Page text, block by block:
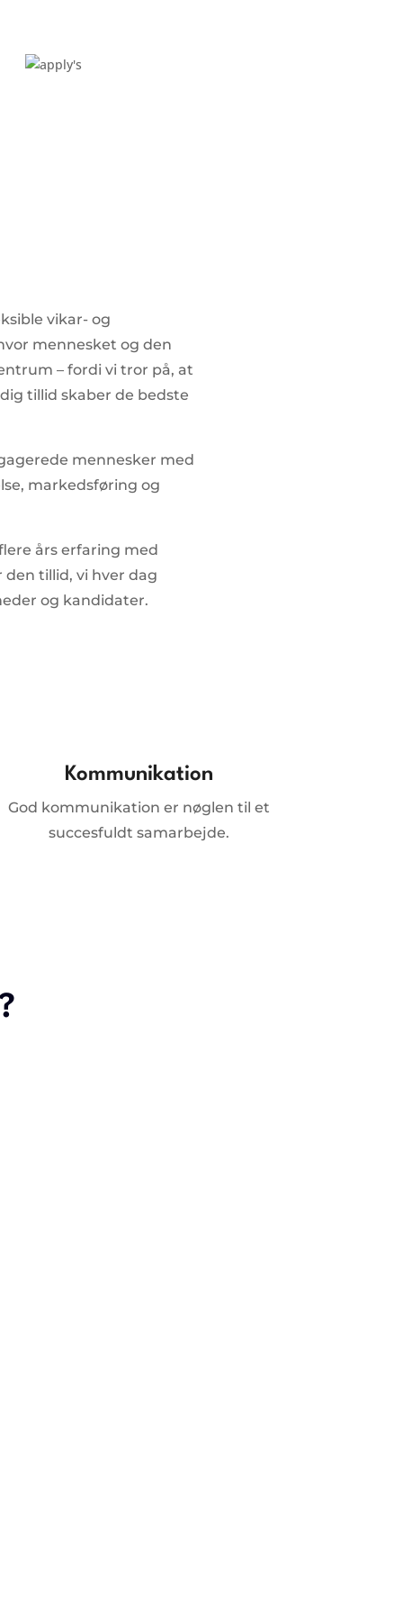
vikar- og
mennesket og den
– fordi vi tror på, at
tillid skaber de bedste
mennesker med
markedsføring og
års erfaring med
tillid, vi hver dag
og kandidater.
Kommunikation
God kommunikation er nøglen til et
succesfuldt samarbejde.